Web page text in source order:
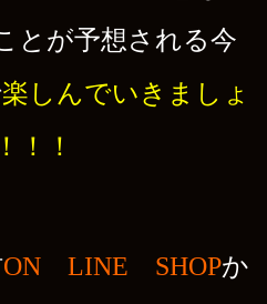
とが予想される今
楽しんでいきましょ
！！
ON LINE SHOPか